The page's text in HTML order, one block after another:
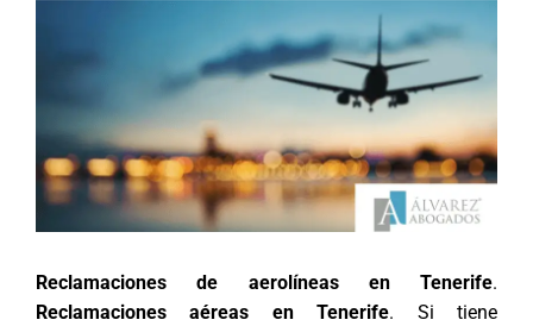
Reclamaciones de aerolíneas en Tenerife.
Reclamaciones aéreas en Tenerife. Si tiene